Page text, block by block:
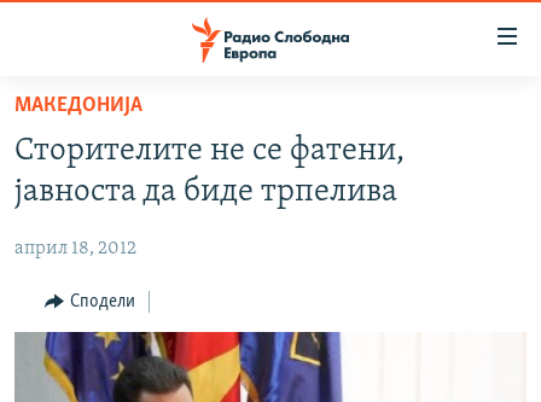
Оди
содржината
Оди
на
главната
Премини
на
пребарување
СВЕТ
ВЕСТИ
ШТО ТРЕБА ДА ЗНАЕТЕ
ПРИЈАВИ СЕ ЗА ЊУЗЛЕТЕР
ПОДКАСТ ЗОШТО?
МАКЕДОНИЈА
Сторителите не се фатени,
јавноста да биде трпелива
април 18, 2012
Сподели